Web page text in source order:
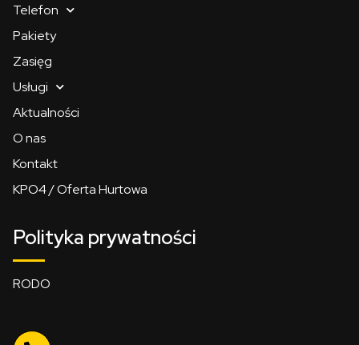
Telefon
Pakiety
Zasięg
Usługi
Aktualności
O nas
Kontakt
KPO4 / Oferta Hurtowa
Polityka prywatności
RODO